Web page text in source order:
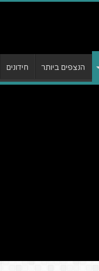
הנצפים ביותר חידונים